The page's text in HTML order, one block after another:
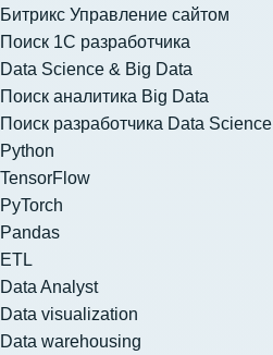
Битрикс Управление сайтом
Поиск 1С разработчика
Data Science & Big Data
Поиск аналитика Big Data
Поиск разработчика Data Science
Python
TensorFlow
PyTorch
Pandas
ETL
Data Analyst
Data visualization
Data warehousing